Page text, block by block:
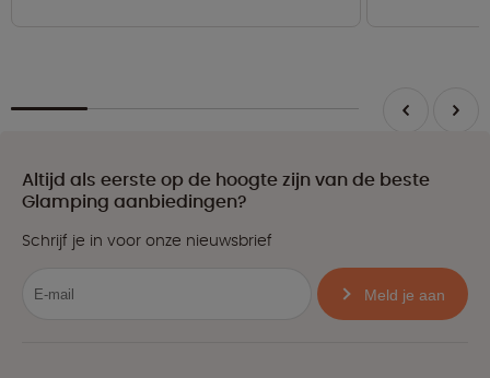
Altijd als eerste op de hoogte zijn van de beste
Glamping aanbiedingen?
Schrijf je in voor onze nieuwsbrief
Meld je aan